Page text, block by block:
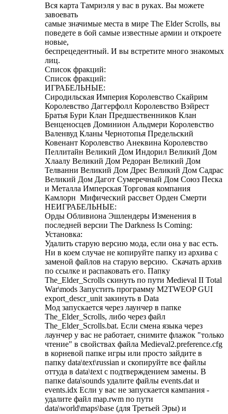
Вся карта Тамриэля у вас в руках. Вы можете
завоевать
самые значимые места в мире The Elder Scrolls, вы
поведете в бой самые известные армии и откроете
новые,
беспрецедентный. И вы встретите много знакомых
лиц.
Список фракций:
Список фракций:
ИГРАБЕЛЬНЫЕ:
Сиродильская Империя Королевство Скайрим
Королевство Даггерфолл Королевство Вэйрест
Братья Бури Клан Предшественников Клан
Венценосцев Доминион Альдмери Королевство
Валенвуд Кланы Чернотопья Предельский
Ковенант Королевство Анеквина Королевство
Пеллитайн Великий Дом Индорил Великий Дом
Хлаалу Великий Дом Редоран Великий Дом
Телванни Великий Дом Дрес Великий Дом Садрас
Великий Дом Дагот Сумеречный Дом Союз Песка
и Металла Имперская Торговая компания
Камлорн Мифический рассвет Орден Смерти
НЕИГРАБЕЛЬНЫЕ:
Орды Обливиона Эшлендеры Изменения в
последней версии The Darkness Is Coming:
Установка:
Удалить старую версию мода, если она у вас есть.
Ни в коем случае не копируйте папку из архива с
заменой файлов на старую версию. Скачать архив
по ссылке и распаковать его. Папку
The_Elder_Scrolls скинуть по пути Medieval II Total
War\mods Запустить программу M2TWEOP GUI
export_descr_unit закинуть в Data
Мод запускается через лаунчер в папке
The_Elder_Scrolls, либо через файл
The_Elder_Scrolls.bat. Если смена языка через
лаунчер у вас не работает, снимите флажок "только
чтение" в свойствах файла Medieval2.preference.cfg
в корневой папке игры или просто зайдите в
папку data\text\russian и скопируйте все файлы
оттуда в data\text с подтверждением замены. В
папке data\sounds удалите файлы events.dat и
events.idx Если у вас не запускается кампания -
удалите файл map.rwm по пути
data\world\maps\base (для Третьей Эры) и